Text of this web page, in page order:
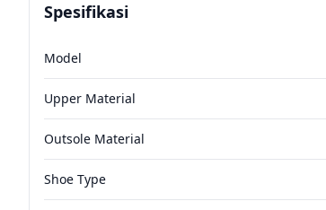
Spesifikasi
Model
Upper Material
Outsole Material
Shoe Type